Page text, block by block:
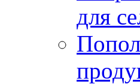
для